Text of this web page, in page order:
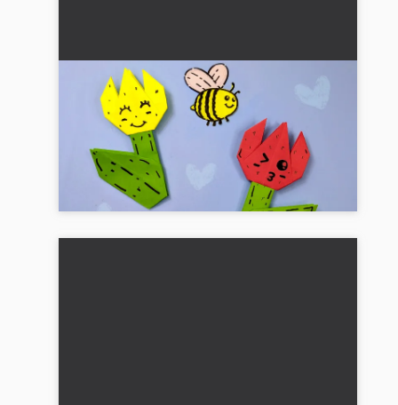
DIY Origami-tulipaner og bi: Sødt
gave til den 8. marts eller gave til
Mors Dag
Lav farverige origami-tulipaner med en sød bi
som gave til den 8. marts eller mors dag. Nem
vejledning til skolebørn....